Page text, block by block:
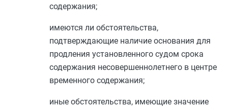
содержания;
имеются ли обстоятельства,
подтверждающие наличие основания для
продления установленного судом срока
содержания несовершеннолетнего в центре
временного содержания;
иные обстоятельства, имеющие значение